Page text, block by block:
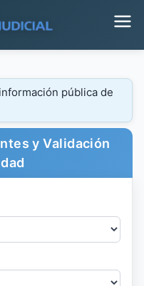
pública de
y Validación